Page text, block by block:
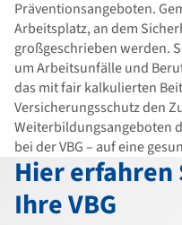
Präventionsangeboten.
Arbeitsplatz, an dem
großgeschrieben werden.
um Arbeitsunfälle und
das mit fair kalkulierten
Versicherungsschutz den
Weiterbildungsangeboten
bei der VBG – auf eine
Hier erfahren
Ihre VBG